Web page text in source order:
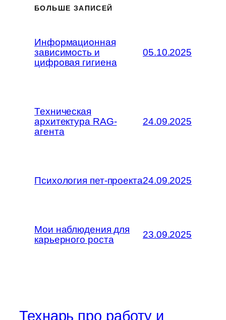
БОЛЬШЕ ЗАПИСЕЙ
Информационная
зависимость и
цифровая гигиена
05.10.2025
Техническая
архитектура RAG-
агента
24.09.2025
Психология пет-проекта24.09.2025
Мои наблюдения для
карьерного роста
23.09.2025
Технарь про работу и